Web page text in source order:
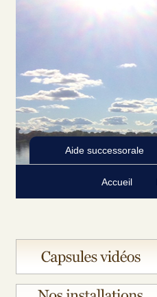
Aide successorale
Accueil